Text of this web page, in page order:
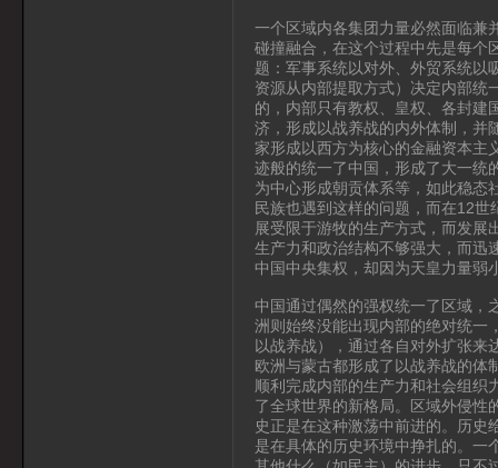
一个区域内各集团力量必然面临兼
碰撞融合，在这个过程中先是每个
题：军事系统以对外、外贸系统以
资源从内部提取方式）决定内部统
的，内部只有教权、皇权、各封建
济，形成以战养战的内外体制，并
家形成以西方为核心的金融资本主
迹般的统一了中国，形成了大一统
为中心形成朝贡体系等，如此稳态
民族也遇到这样的问题，而在12
展受限于游牧的生产方式，而发展
生产力和政治结构不够强大，而迅
中国中央集权，却因为天皇力量弱
中国通过偶然的强权统一了区域，
洲则始终没能出现内部的绝对统一
以战养战），通过各自对外扩张
欧洲与蒙古都形成了以战养战的体
顺利完成内部的生产力和社会组
了全球世界的新格局。区域外侵性
史正是在这种激荡中前进的。历史
是在具体的历史环境中挣扎的。一